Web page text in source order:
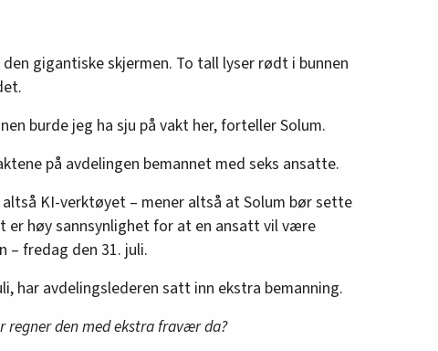
den gigantiske skjermen. To tall lyser rødt i bunnen
burde jeg ha sju på vakt her, forteller Solum.
på avdelingen bemannet med seks ansatte.
KI-verktøyet – mener altså at Solum bør sette
er høy sannsynlighet for at en ansatt vil være
– fredag den 31. juli.
har avdelingslederen satt inn ekstra bemanning.
regner den med ekstra fravær da?